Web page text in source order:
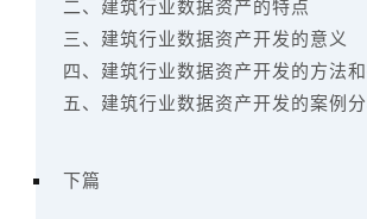
二、建筑行业数据资产的特点
三、建筑行业数据资产开发的意义
四、建筑行业数据资产开发的方法
五、建筑行业数据资产开发的案例
下篇